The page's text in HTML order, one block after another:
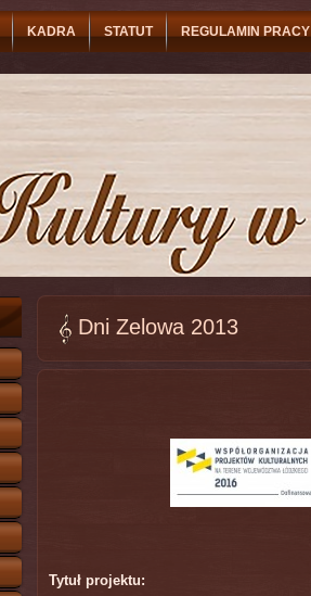
KADRA STATUT REGULAMIN PRACY
Dni Zelowa 2013
Tytuł projektu: